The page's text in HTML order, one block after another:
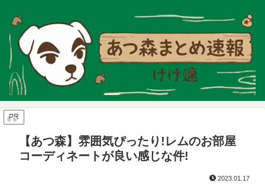
PR
【あつ森】雰囲気ぴったり!レムのお部屋
コーディネートが良い感じな件!
2023.01.17